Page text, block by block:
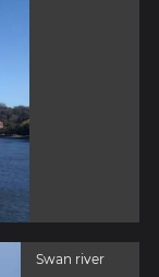
Swan river